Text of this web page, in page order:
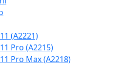
(A2221)
Pro (A2215)
Pro Max (A2218)